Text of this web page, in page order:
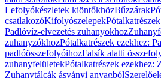
Lefolyókészletek kiöntőkhözBűzzárak
csatlakozóKifolyószelepek
Padlóvíz-elvezetés zuhanyokhoz
zuhanyzókhozPótalkatrészek ezekhez:
padlóösszefolyóihozFalsík alatti
zuhanyfelületekPótalkatrészek ezekhez:
Zuhanytálcák ásványi anyagból